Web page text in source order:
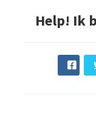
Help! Ik